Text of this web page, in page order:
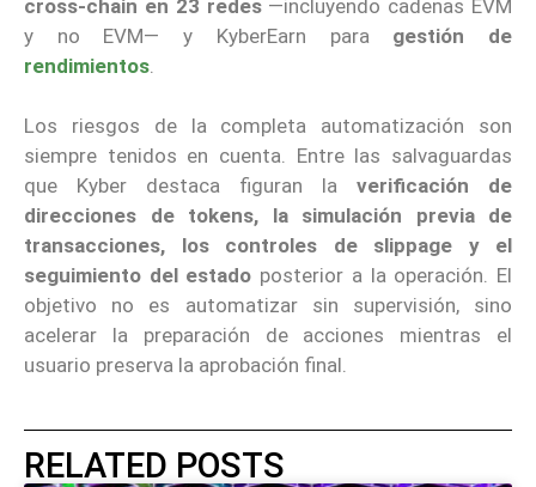
cross-chain en 23 redes—incluyendo cadenas EVM
y no EVM— y KyberEarn para gestión de
rendimientos
Los riesgos de la completa automatización son
siempre tenidos en cuenta. Entre las salvaguardas
que Kyber destaca figuran la verificación de
direcciones de tokens, la simulación previa de
transacciones, los controles de slippage y el
seguimiento del estado posterior a la operación. El
objetivo no es automatizar sin supervisión, sino
acelerar la preparación de acciones mientras el
usuario preserva la aprobación final.
RELATED POSTS